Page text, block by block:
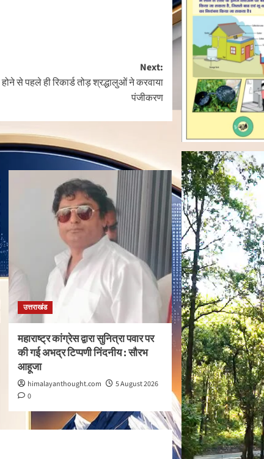
Next:
से पहले ही रिकार्ड तोड़ श्रद्धालुओं ने करवाया
पंजीकरण
उत्तराखंड
महाराष्ट्र कांग्रेस द्वारा सुनित्रा पवार पर
की गई अभद्र टिप्पणी निंदनीय : सौरभ
आहूजा
himalayanthought.com
5 August 2026
0